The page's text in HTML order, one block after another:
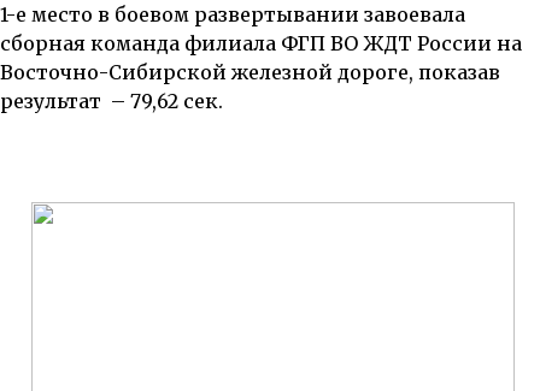
1-е место в боевом развертывании завоевала
сборная команда филиала ФГП ВО ЖДТ России на
Восточно-Сибирской железной дороге, показав
результат – 79,62 сек.